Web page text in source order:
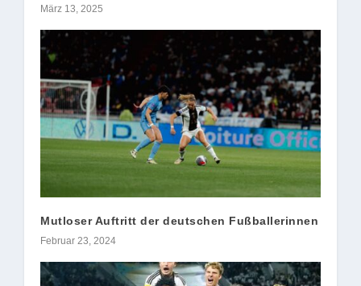
März 13, 2025
Mutloser Auftritt der deutschen Fußballerinnen
Februar 23, 2024